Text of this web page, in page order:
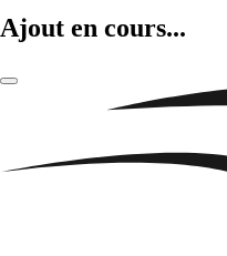
Ajout en cours...